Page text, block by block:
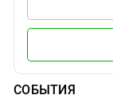
СОБЫТИЯ